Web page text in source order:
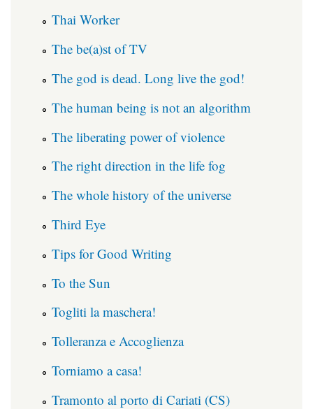
Thai Worker
The be(a)st of TV
The god is dead. Long live the god!
The human being is not an algorithm
The liberating power of violence
The right direction in the life fog
The whole history of the universe
Third Eye
Tips for Good Writing
To the Sun
Togliti la maschera!
Tolleranza e Accoglienza
Torniamo a casa!
Tramonto al porto di Cariati (CS)